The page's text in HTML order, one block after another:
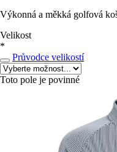
Výkonná a měkká golfová
Velikost
*
Průvodce velikostí
Toto pole je povinné